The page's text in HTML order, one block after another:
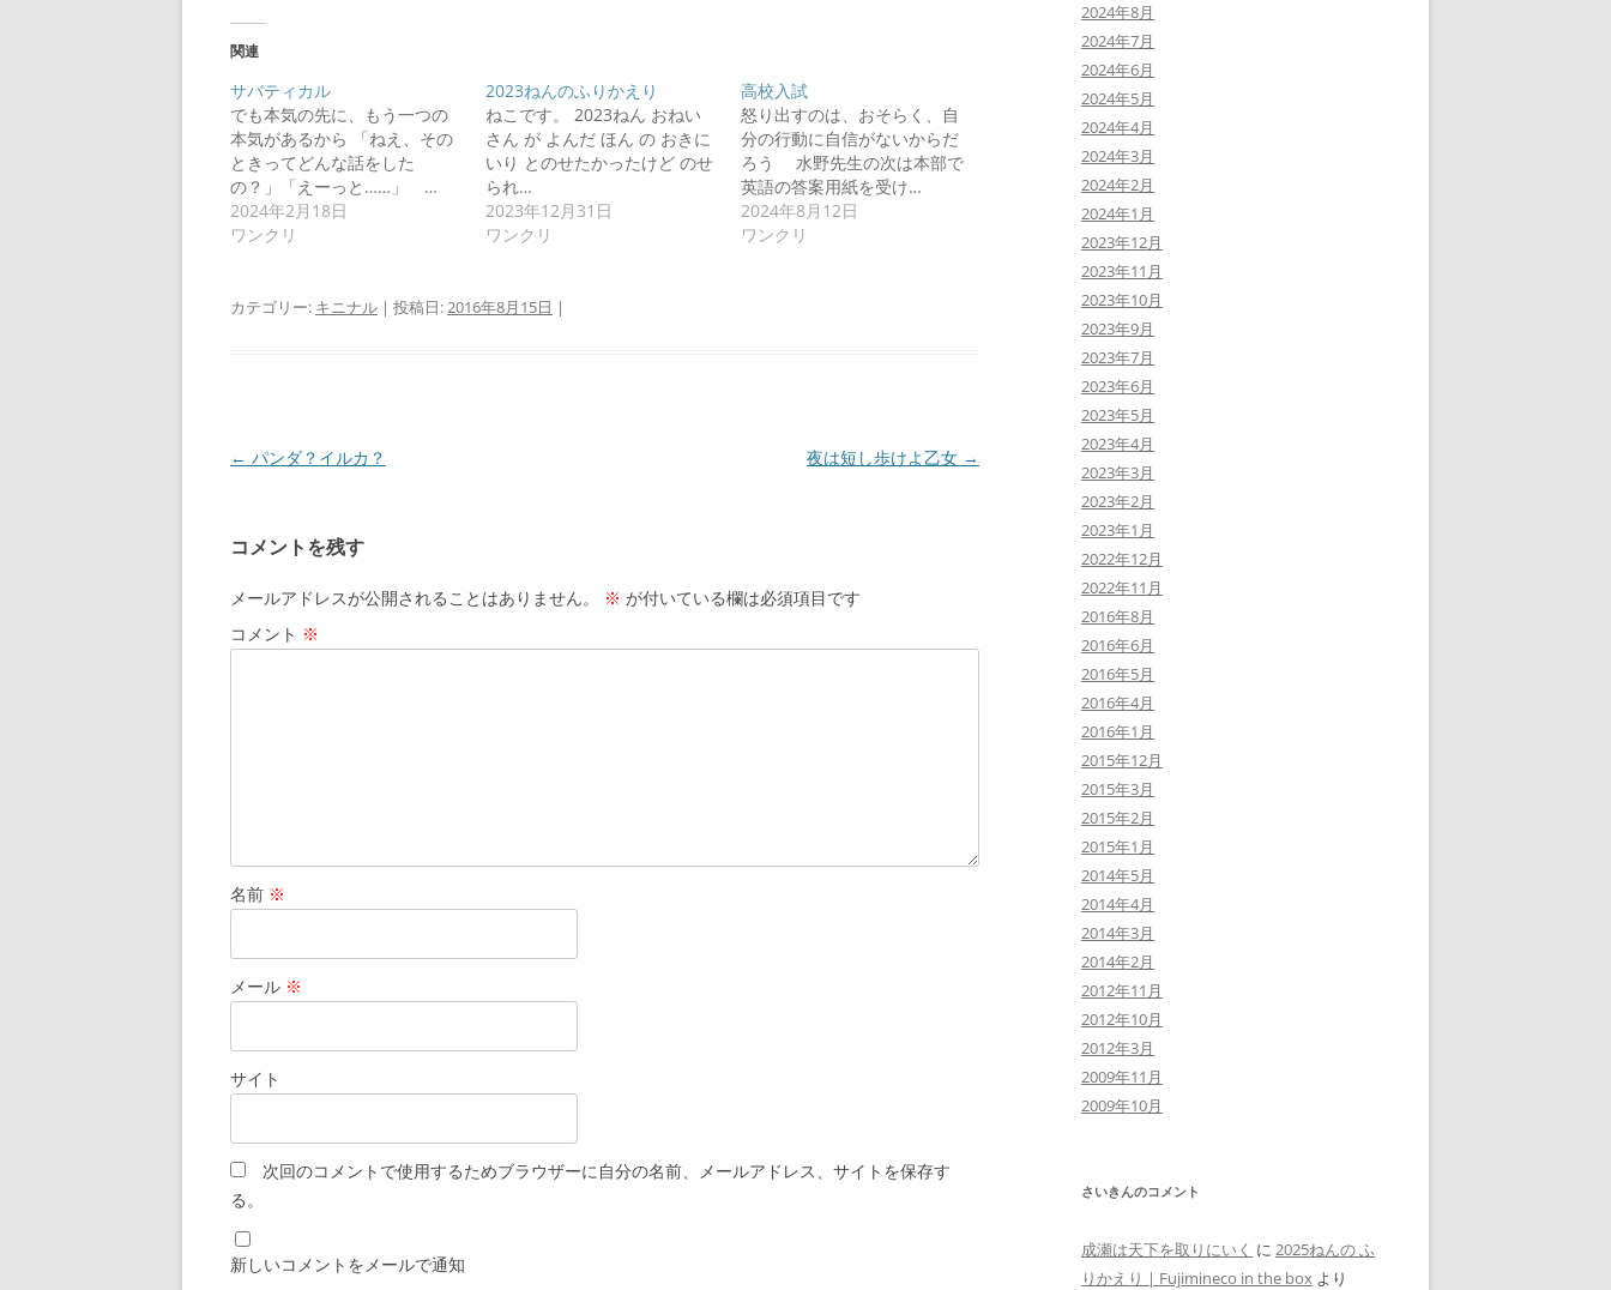
関連
サバティカル
でも本気の先に、もう一つの
本気があるから 「ねえ、その
ときってどんな話をした
の？」「えーっと……」 …
2024年2月18日
ワンクリ
2023ねんのふりかえり
ねこです。 2023ねん おねい
さん が よんだ ほん の おきに
いり とのせたかったけど のせ
られ…
2023年12月31日
ワンクリ
高校入試
怒り出すのは、おそらく、自
分の行動に自信がないからだ
ろう 水野先生の次は本部で
英語の答案用紙を受け…
2024年8月12日
ワンクリ
カテゴリー: キニナル | 投稿日:2016年8月15日 |
投
ビ
ゲ
ー
シ
← パンダ？イルカ？ 夜は短し歩けよ乙女 →
コメントを残す
メールアドレスが公開されることはありません。 ※ が付いている欄は必須項目です
コメント ※
名前 ※
メール ※
サイト
次回のコメントで使用するためブラウザーに自分の名前、メールアドレス、サイトを保存す
る。
新しいコメントをメールで通知
2024年8月
2024年7月
2024年6月
2024年5月
2024年4月
2024年3月
2024年2月
2024年1月
2023年12月
2023年11月
2023年10月
2023年9月
2023年7月
2023年6月
2023年5月
2023年4月
2023年3月
2023年2月
2023年1月
2022年12月
2022年11月
2016年8月
2016年6月
2016年5月
2016年4月
2016年1月
2015年12月
2015年3月
2015年2月
2015年1月
2014年5月
2014年4月
2014年3月
2014年2月
2012年11月
2012年10月
2012年3月
2009年11月
2009年10月
さいきんのコメント
成瀬は天下を取りにいく に 2025ねんの ふ
りかえり | Fujimineco in the box より